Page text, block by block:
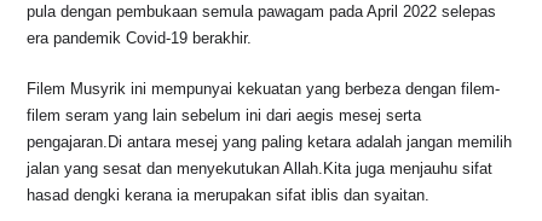
pula dengan pembukaan semula pawagam pada April 2022 selepas
era pandemik Covid-19 berakhir.
Filem Musyrik ini mempunyai kekuatan yang berbeza dengan filem-
filem seram yang lain sebelum ini dari aegis mesej serta
pengajaran.Di antara mesej yang paling ketara adalah jangan memilih
jalan yang sesat dan menyekutukan Allah.Kita juga menjauhu sifat
hasad dengki kerana ia merupakan sifat iblis dan syaitan.